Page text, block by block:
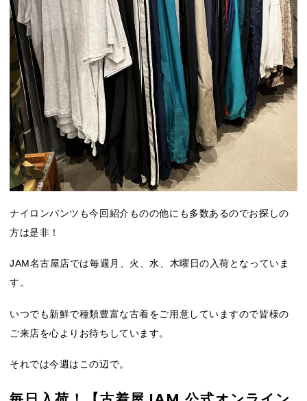
ナイロンパンツも今回紹介ものの他にも多数あるのでお探しの
方は是非！
JAM名古屋店では毎週月、火、水、木曜日の入荷となっていま
す。
いつでも新鮮で種類豊富な古着をご用意していますので皆様の
ご来店を心よりお待ちしています。
それでは今週はこの辺で。